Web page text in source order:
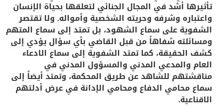
تأثيرها أشد في المجال الجنائي لتعلقها بحياة الإنسان
واعتباره وشرفه وحريته الشخصية وأمواله. ولا تقتصر
الشفوية على سماع الشهود، بل تمتد إلى سماع المتهم
ومسائلته شفاهاً من قبل القاضي بأي سؤال يؤدي إلى
كشف الحقيقة، كما تمتد الشفوية إلى سماع الادعاء
العام والمدعي المدني والمسؤول المدني في
مناقشتهم للشاهد عن طريق المحكمة، وتمتد أيضاً إلى
سماع محامي الدفاع ومحامي الإدانة في عرض أدلتهم
الاقناعية.